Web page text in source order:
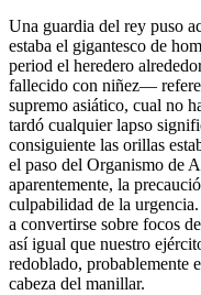
Una guardia del rey puso
estaba el gigantesco de
period el heredero
fallecido con niñez—
supremo asiático, cual no
tardó cualquier lapso
consiguiente las orillas
el paso del Organismo de
aparentemente, la
culpabilidad de la
a convertirse sobre focos
así­ igual que nuestro
redoblado, probablemente
cabeza del manillar.